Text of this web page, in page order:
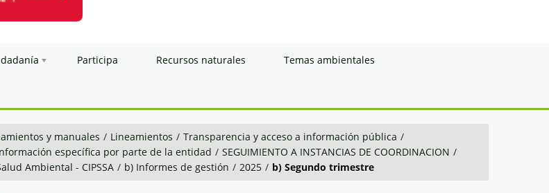
Participa Recursos naturales Temas ambientales
y manuales / Lineamientos / Transparencia y acceso a información pública /
específica por parte de la entidad / SEGUIMIENTO A INSTANCIAS DE COORDINACION /
Ambiental - CIPSSA / b) Informes de gestión / 2025 / b) Segundo trimestre